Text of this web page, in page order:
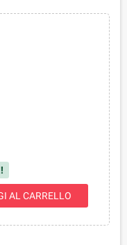
AL CARRELLO